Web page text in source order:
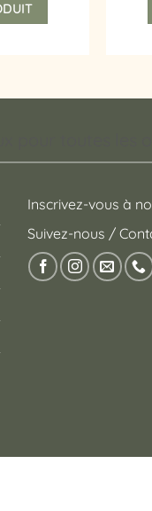
Inscrivez-vous à
Suivez-nous /